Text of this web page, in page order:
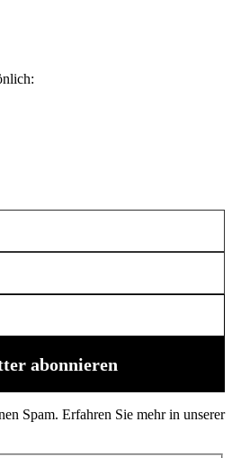
Spam. Erfahren Sie mehr in unserer